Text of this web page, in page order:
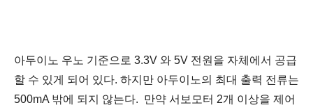
아두이노 우노 기준으로 3.3V 와 5V 전원을 자체에서 공급
할 수 있게 되어 있다. 하지만 아두이노의 최대 출력 전류는
500mA 밖에 되지 않는다. 만약 서보모터 2개 이상을 제어